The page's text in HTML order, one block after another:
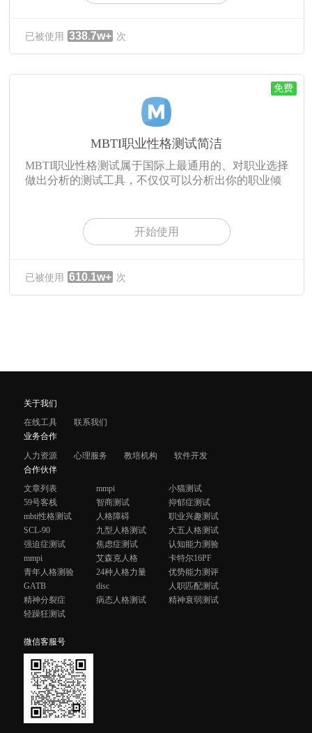
已被使用 338.7w+ 次
免费
MBTI职业性格测试简洁
MBTI职业性格测试属于国际上最通用的、对职业选择
做出分析的测试工具，不仅仅可以分析出你的职业倾
开始使用
已被使用 610.1w+ 次
关于我们
在线工具
联系我们
业务合作
人力资源
心理服务 教培机构
软件开发
合作伙伴
文章列表
mmpi
小猫测试
59号客栈
智商测试
抑郁症测试
mbti性格测试
人格障碍
职业兴趣测试
SCL-90
九型人格测试
大五人格测试
强迫症测试
焦虑症测试
认知能力测验
mmpi
艾森克人格
卡特尔16PF
青年人格测验
24种人格力量
优势能力测评
GATB
disc
人职匹配测试
精神分裂症
病态人格测试
精神衰弱测试
轻躁狂测试
微信客服号